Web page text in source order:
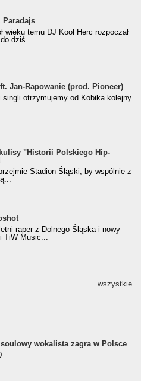
za
Album Roku
Paradajs
wieku temu DJ Kool Herc rozpoczął
dziś...
(prod. Pioneer)
Jan-Rapowanie (prod. Pioneer)
singli otrzymujemy od Kobika kolejny
Polskiego Hip-
"Historii Polskiego Hip-
Stadion Śląski, by wspólnie z
raper z Dolnego Śląska i nowy
TiW Music...
wszystkie
wokalista zagra w Polsce